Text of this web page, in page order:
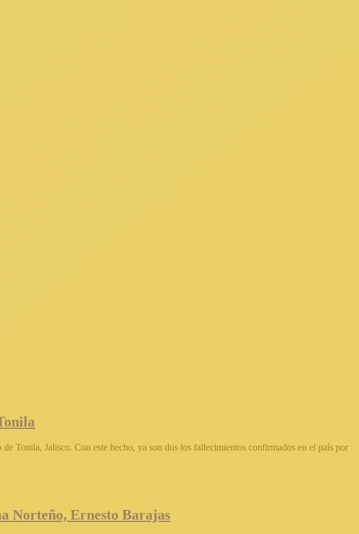
Tonila, Jalisco. Con este hecho, ya son dos los fallecimientos confirmados en el país por
Norteño, Ernesto Barajas